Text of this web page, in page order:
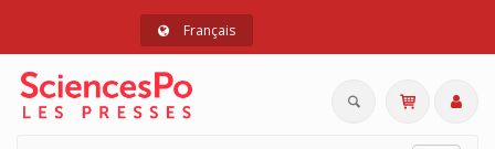
Français